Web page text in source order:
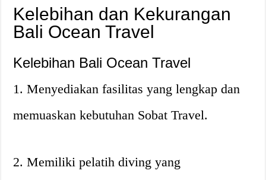
Kelebihan dan Kekurangan
Bali Ocean Travel
Kelebihan Bali Ocean Travel
1. Menyediakan fasilitas yang lengkap dan
memuaskan kebutuhan Sobat Travel.
2. Memiliki pelatih diving yang